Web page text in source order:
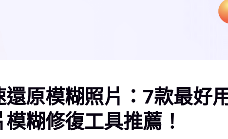
還原模糊照片：7款最好
糊修復工具推薦！